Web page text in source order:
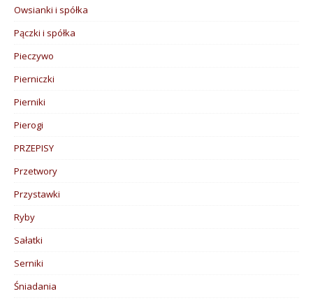
Owsianki i spółka
Pączki i spółka
Pieczywo
Pierniczki
Pierniki
Pierogi
PRZEPISY
Przetwory
Przystawki
Ryby
Sałatki
Serniki
Śniadania